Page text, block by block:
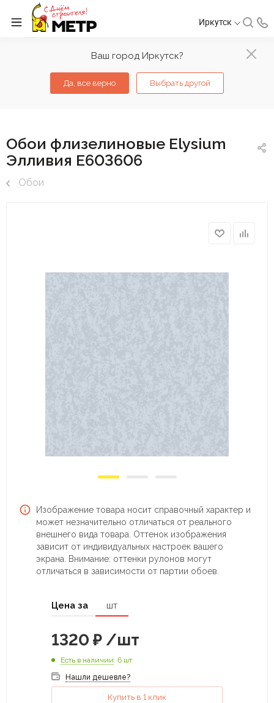
Ваш город Иркутск?
Да, все верно Выбрать другой
Иркутск
Обои флизелиновые Elysium
Элливия Е603606
Обои
Изображение товара носит справочный характер и
может незначительно отличаться от реального
внешнего вида товара. Оттенок изображения
зависит от индивидуальных настроек вашего
экрана. Внимание: оттенки рулонов могут
отличаться в зависимости от партии обоев.
Цена за шт
1320 ₽ /шт
Есть в наличии: 6 шт
Нашли дешевле?
Купить в 1 клик